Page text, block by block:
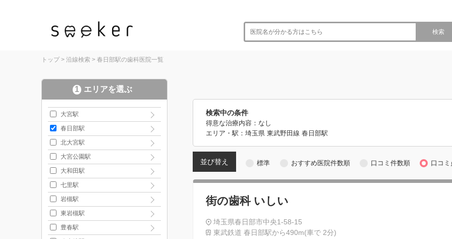
検索
トップ > 沿線検索 > 春日部駅の歯科医院一覧
1 エリアを選ぶ
大宮駅
春日部駅
北大宮駅
大宮公園駅
大和田駅
七里駅
岩槻駅
東岩槻駅
豊春駅
検索中の条件
得意な治療内容：なし
エリア・駅：埼玉県 東武野田線 春日部駅
並び替え 標準 おすすめ医院件数順 口コミ件数順 口コ
街の歯科 いしい
埼玉県春日部市中央1-58-15
東武鉄道 春日部駅から490m(車で 2分)